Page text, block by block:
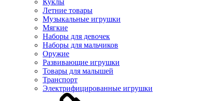
Куклы
Летние товары
Музыкальные игрушки
Мягкие
Наборы для девочек
Наборы для мальчиков
Оружие
Развивающие игрушки
Товары для малышей
Транспорт
Электрифицированные игрушки